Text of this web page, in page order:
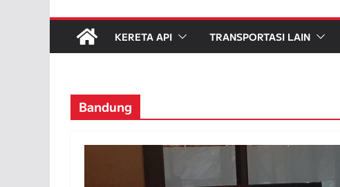
KERETA API TRANSPORTASI LAIN
Bandung